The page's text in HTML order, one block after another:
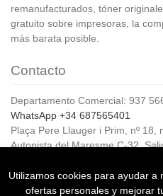
remanufacturados, tóner
gratuito sobre impresoras, la
más barata posible.
Contacto
Departamento Comercial: 937
WhatsApp +34 687565401
Plaça Pere Llauger i Prim, nº 18,
Autopista del Maresme C-32,
Horario de Atención al cliente:
De lunes a jueves de 8:00 a
Utilizamos cookies para ayudar
ofertas personales y mejorar